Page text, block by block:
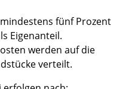
fünf Prozent
Eigenanteil.
werden auf die
verteilt.